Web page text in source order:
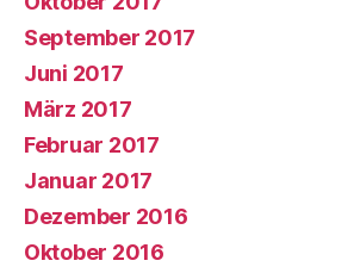
September 2017
Juni 2017
März 2017
Februar 2017
Januar 2017
Dezember 2016
Oktober 2016